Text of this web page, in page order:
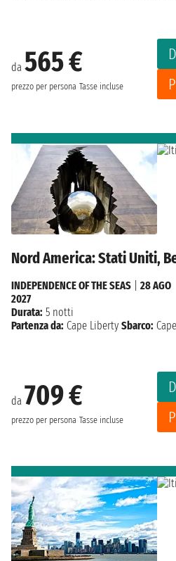
da 565 €
prezzo per persona Tasse incluse
Nord America: Stati Uniti,
da 709 €
prezzo per persona Tasse incluse
INDEPENDENCE OF THE SEAS
28 AGO
2027
Durata: 5 notti
Partenza da: Cape Liberty Sbarco: